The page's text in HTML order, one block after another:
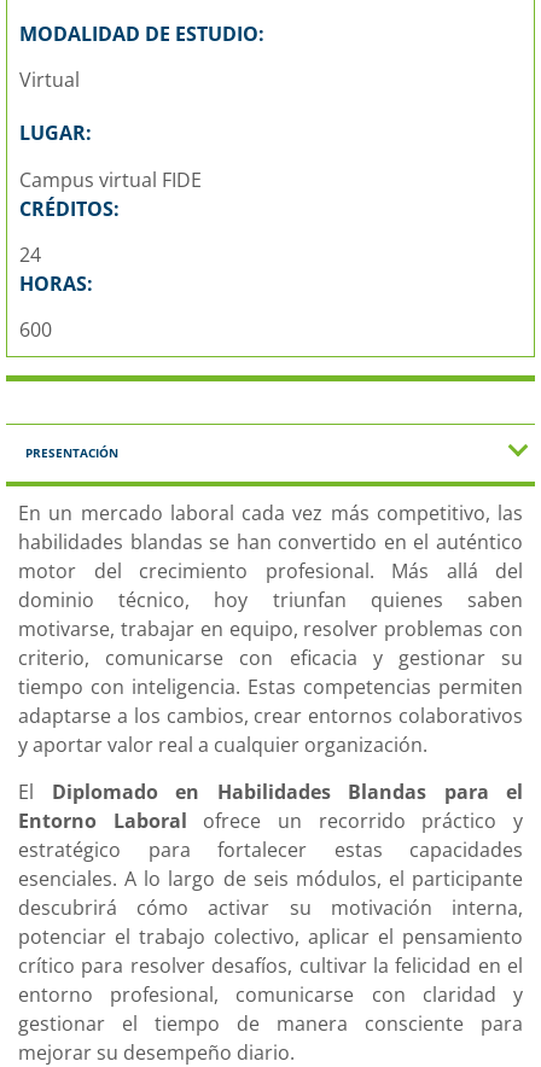
MODALIDAD DE ESTUDIO:
Virtual
LUGAR:
Campus virtual FIDE
CRÉDITOS:
24
HORAS:
600
PRESENTACIÓN
En un mercado laboral cada vez más competitivo, las
habilidades blandas se han convertido en el auténtico
motor del crecimiento profesional. Más allá del
dominio técnico, hoy triunfan quienes saben
motivarse, trabajar en equipo, resolver problemas con
criterio, comunicarse con eficacia y gestionar su
tiempo con inteligencia. Estas competencias permiten
adaptarse a los cambios, crear entornos colaborativos
y aportar valor real a cualquier organización.
El Diplomado en Habilidades Blandas para el
Entorno Laboral ofrece un recorrido práctico y
estratégico para fortalecer estas capacidades
esenciales. A lo largo de seis módulos, el participante
descubrirá cómo activar su motivación interna,
potenciar el trabajo colectivo, aplicar el pensamiento
crítico para resolver desafíos, cultivar la felicidad en el
entorno profesional, comunicarse con claridad y
gestionar el tiempo de manera consciente para
mejorar su desempeño diario.